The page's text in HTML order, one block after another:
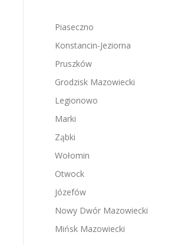
Piaseczno
Konstancin-Jeziorna
Pruszków
Grodzisk Mazowiecki
Legionowo
Marki
Ząbki
Wołomin
Otwock
Józefów
Nowy Dwór Mazowiecki
Mińsk Mazowiecki